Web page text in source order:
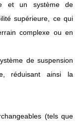
et un système de
supérieure, ce qui
complexe ou en
de suspension
réduisant ainsi la
(tels que